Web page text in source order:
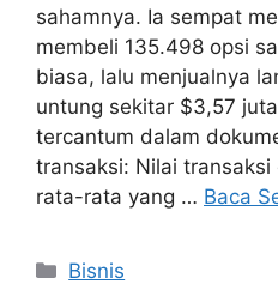
sahamnya. Ia sempat
membeli 135.498 opsi
biasa, lalu menjualnya
untung sekitar $3,57
tercantum dalam
transaksi: Nilai
rata-rata yang … Baca
Kategori
Bisnis